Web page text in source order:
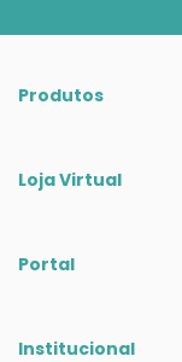
Produtos
Loja Virtual
Portal
Institucional